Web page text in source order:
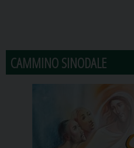
CAMMINO SINODALE